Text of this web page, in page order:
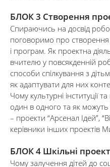
БЛОК 3 Створення
Спираючись на досвід
поговоримо про створення
і програм. Як проектна
вчителю у повсякденній
способи спілкування з
як адаптувати для них
Чому культурні інституції
один в одного та як
– проекти “Арсенал Ідей”,
керівники інших проектів
БЛОК 4 Шкільні
Чому залучення дітей до